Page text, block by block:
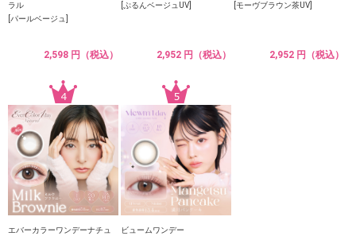
ラル
[パールベージュ]
2,598 円（税込）
[ぷるんベージュUV]
2,952 円（税込）
[モーヴブラウン茶UV]
2,952 円（税込）
エバーカラーワンデーナチュ
ビュームワンデー